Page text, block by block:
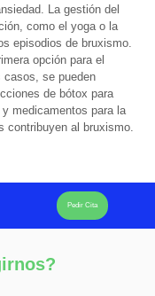
La gestión del
como el yoga o la
episodios de bruxismo.
opción para el
casos, se pueden
de bótox para
medicamentos para la
al bruxismo.
Pedir Cita